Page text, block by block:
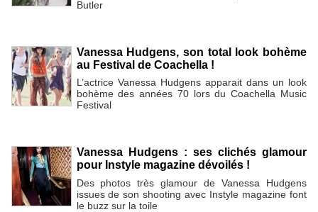
Butler
Vanessa Hudgens, son total look bohème
au Festival de Coachella !
L’actrice Vanessa Hudgens apparait dans un look
bohème des années 70 lors du Coachella Music
Festival
Vanessa Hudgens : ses clichés glamour
pour Instyle magazine dévoilés !
Des photos très glamour de Vanessa Hudgens
issues de son shooting avec Instyle magazine font
le buzz sur la toile